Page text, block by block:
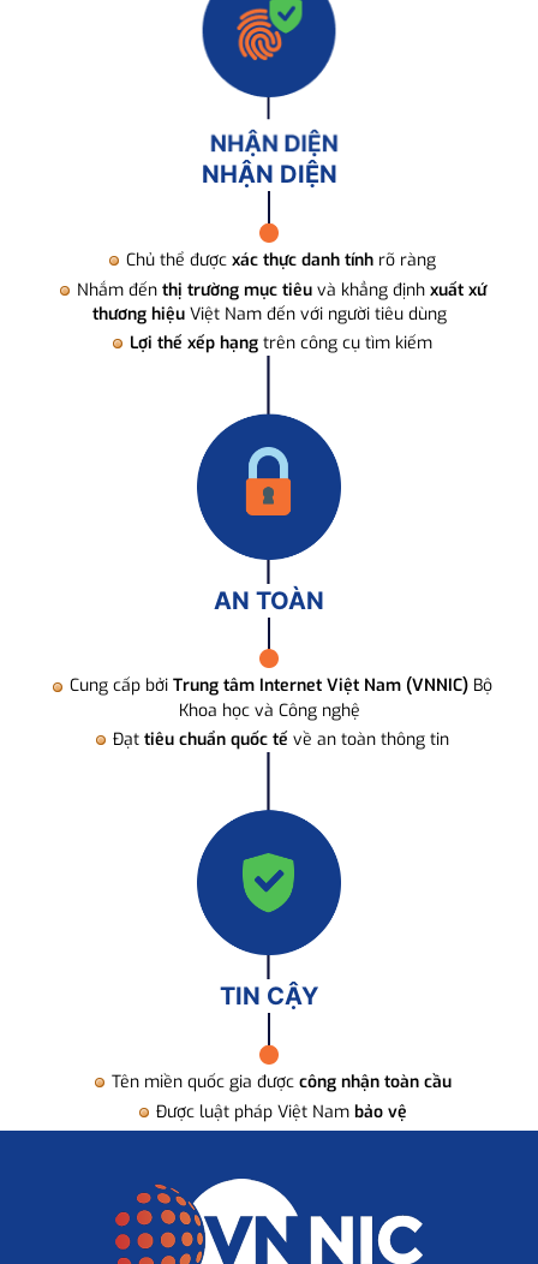
NHẬN DIỆN
Chủ thể được xác thực danh tính rõ ràng
Nhắm đến thị trường mục tiêuvà khẳng định xuất xứ
thương hiệuViệt Nam đến với người tiêu dùng
Lợi thế xếp hạng trên công cụ tìm kiếm
AN TOÀN
Cung cấp bởi Trung tâm Internet Việt Nam (VNNIC) Bộ
Khoa học và Công nghệ
Đạt tiêu chuẩn quốc tế về an toàn thông tin
TIN CẬY
Tên miền quốc gia được công nhận toàn cầu
Được luật pháp Việt Nam bảo vệ